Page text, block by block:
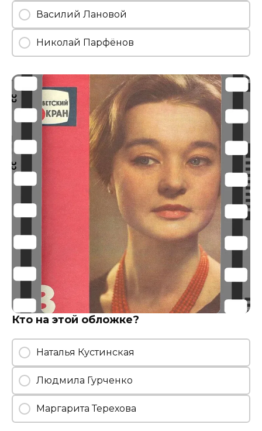
Василий Лановой
Николай Парфёнов
Кто на этой обложке?
Наталья Кустинская
Людмила Гурченко
Маргарита Терехова